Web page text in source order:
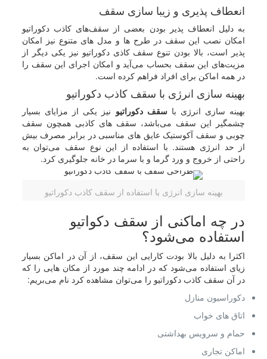
انعطاف پذیری و زیبا سازی سقف
به دلیل انعطاف پذیر بودن بعضی از سقف‌های کاذب دکوراتیو
امکان نصب این سقف در طرح ها و مدل های متنوع نیز امکان
پذیر است، بالا بودن تنوع سقف کاذی دکوراتیو نیز یکی دیگر از
مزیت‌های این سقف بحساب می‌آید و امکان اجرای این سقف را
در همه اماکن برای افراد فراهم کرده است.
بهینه سازی انرژی با سقف کاذب دکوراتیو
بهینه سازی انرژی باسقف دکوراتیو نیز یکی از مزایای بسیار
چشمگیر این سقف می‌باشد، سقف های کاذبی همچون سقف
چوبی و سقف آکوستیک عایق های مناسبی در برابر مصرف بیش
از حد انرژی هستند. با استفاده از این نوع سقف می‌توان به
راحتی از خروج و ورد گرما و با سرما در خانه جلوگیری کرد.
بهینه سازی انرژی با استفاده از سقف کاذب دکوراتیو
در چه اماکنی از سقف دکواتیو
استفاده می‌شود؟
اکثرا به دلیل بالا بودت کارایی این سقف، از آن در اماکن بسیار
زیای استفاده می‌شود که در ادامه چند مورد از مکان هایی را که
در آن سقف کاذب دکوراتیو را می‌توان مشاهده کرد نام می‌بریم:
دکوراسیون منازل
اتاق های خواب
حمام و سرویس بهداشتی
اماکن تجاری